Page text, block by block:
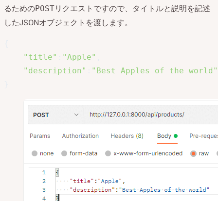
るためのPOSTリクエストですので、タイトルと説明を記述
したJSONオブジェクトを渡します。
"title"
"Apple"
"description"
"Best Apples of the world"